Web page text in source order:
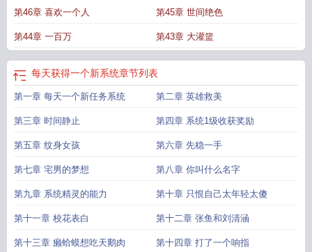
统每天都有一个新系统母老虎 我每天有一个新系统每天更新一个系统
新系统我每天一个新系统 我!每天都有新系统
第46章 喜欢一个人 第45章 世间绝色
第44章 一百万 第43章 大灌篮
每天获得一个新系统章节列表
第一章 每天一个新任务系统 第二章 英雄救美
第三章 时间静止 第四章 系统1级收获奖励
第五章 纹身女孩 第六章 先稳一手
第七章 宅男的梦想 第八章 你叫什么名字
第九章 系统精灵的能力 第十章 只恨自己太年轻太傻
第十一章 校花表白 第十二章 张鱼和刘清涵
第十三章 癞蛤蟆想吃天鹅肉 第十四章 打了一个响指